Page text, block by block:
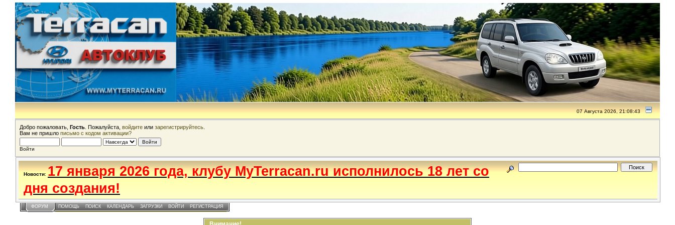
07 Августа 2026, 21:08:43
Добро пожаловать, Гость . Пожалуйста, войдите или зарегистрируйтесь
Вам не пришло письмо с кодом активации?
Войти
Новости: 17 января 2026 года, клубу MyTerracan.ru исполнилось 18 лет со
дня создания!
ФОРУМ ПОМОЩЬ ПОИСК КАЛЕНДАРЬ ЗАГРУЗКИ ВОЙТИ РЕГИСТРАЦИЯ